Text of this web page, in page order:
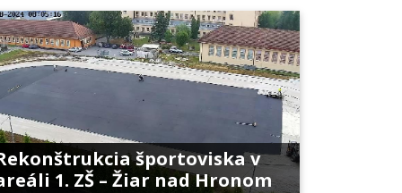
športoviska v
1. ZŠ – Žiar nad Hronom